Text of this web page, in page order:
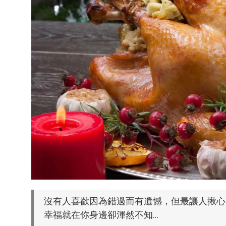
沒有人喜歡因為錯過而有遺憾，但最讓人揪
幸福就在你身邊卻渾然不知…